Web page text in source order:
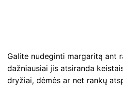
Galite nudeginti margaritą ant
dažniausiai jis atsiranda
dryžiai, dėmės ar net rankų